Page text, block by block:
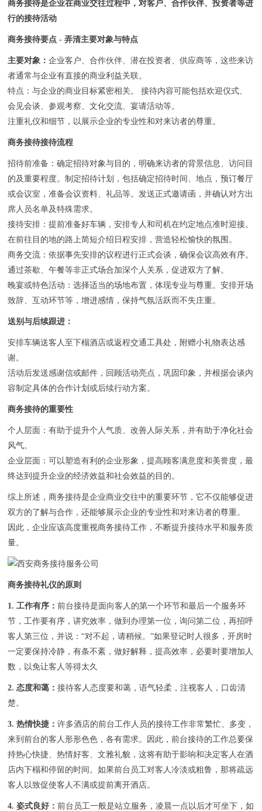
商务接待是企业在商业交往过程中，对客户、合作伙伴、投资者等进
行的接待活动
商务接待要点 - 弄清主要对象与特点
‌主要对象‌：企业客户、合作伙伴、潜在投资者、供应商等，这些来访
者通常与企业有直接的商业利益关联。
‌特点‌：与企业的商业目标紧密相关。 接待内容可能包括欢迎仪式、
会见会谈、参观考察、文化交流、宴请活动等。
注重礼仪和细节，以展示企业的专业性和对来访者的尊重。
商务接待接待流程
‌招待前准备‌：确定招待对象与目的，明确来访者的背景信息、访问目
的及重要程度。制定招待计划，包括确定招待时间、地点，预订餐厅
或会议室，准备会议资料、礼品等。发送正式邀请函，并确认对方出
席人员名单及特殊需求。
‌接待安排‌：提前准备好车辆，安排专人和司机在约定地点准时迎接。
在前往目的地的路上简短介绍日程安排，营造轻松愉快的氛围。
‌商务交流‌：依据事先安排的议程进行正式会谈，确保会议高效有序。
通过茶歇、午餐等非正式场合加深个人关系，促进双方了解。
‌晚宴或特色活动‌：选择适当的场地布置，体现专业与尊重。安排开场
致辞、互动环节等，增进感情，保持气氛活跃而不失庄重。
‌送别与后续跟进‌：
安排车辆送客人至下榻酒店或返程交通工具处，附赠小礼物表达感
谢。
活动后发送感谢信或邮件，回顾活动亮点，巩固印象，并根据会谈内
容制定具体的合作计划或后续行动方案。
商务接待的重要性
个人层面‌：有助于提升个人气质、改善人际关系，并有助于净化社会
风气。
企业层面‌：可以塑造有利的企业形象，提高顾客满意度和美誉度，最
终达到提升企业的经济效益和社会效益的目的。
综上所述，商务接待是企业商业交往中的重要环节，它不仅能够促进
双方的了解与合作，还能够展示企业的专业性和对来访者的尊重。
因此，企业应该高度重视商务接待工作，不断提升接待水平和服务质
量。
商务接待礼仪的原则
1. 工作有序：前台接待是面向客人的第一个环节和最后一个服务环
节，工作要有序，讲究效率，做到办理第一位，询问第二位，再招呼
客人第三位，并说：“对不起，请稍候。”如果登记时人很多，开房时
一定要保持冷静，有条不紊，做好解释，提高效率，必要时要增加人
数，以免让客人等得太久
2. 态度和蔼：接待客人态度要和蔼，语气轻柔，注视客人，口齿清
楚。
3. 热情快捷：许多酒店的前台工作人员的接待工作非常繁忙、多变，
来到前台的客人形形色色，各有需求。因此，前台接待的工作总要保
持热心快捷、热情好客、文雅礼貌，这将有助于影响和决定客人在酒
店内下榻和停留的时间。如果前台员工对客人冷淡或粗鲁，那将疏远
客人以致促使客人不满或提前离开酒店。
4. 姿式良好：前台员工一般是站立服务，凌晨一点以后才可坐下，如